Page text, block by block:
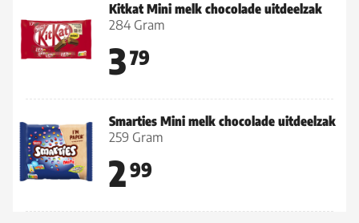
Kitkat Mini melk chocolade uitdeelzak
284 Gram
379
Smarties Mini melk chocolade uitdeelzak
259 Gram
299